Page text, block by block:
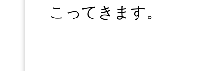
こってきます。